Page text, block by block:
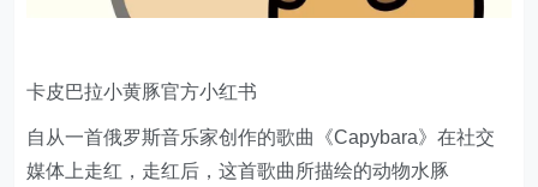
卡皮巴拉小黄豚官方小红书
自从一首俄罗斯音乐家创作的歌曲《Capybara》在社交
媒体上走红，走红后，这首歌曲所描绘的动物水豚